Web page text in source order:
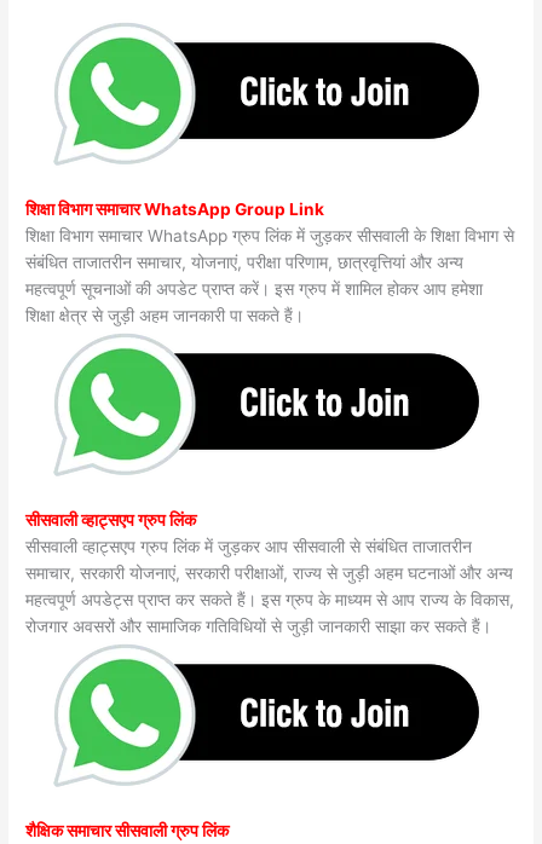
शिक्षा विभाग समाचार WhatsApp Group Link
शिक्षा विभाग समाचार WhatsApp ग्रुप लिंक में जुड़कर सीसवाली के शिक्षा विभाग से
संबंधित ताजातरीन समाचार, योजनाएं, परीक्षा परिणाम, छात्रवृत्तियां और अन्य
महत्वपूर्ण सूचनाओं की अपडेट प्राप्त करें। इस ग्रुप में शामिल होकर आप हमेशा
शिक्षा क्षेत्र से जुड़ी अहम जानकारी पा सकते हैं।
सीसवाली व्हाट्सएप ग्रुप लिंक
सीसवाली व्हाट्सएप ग्रुप लिंक में जुड़कर आप सीसवाली से संबंधित ताजातरीन
समाचार, सरकारी योजनाएं, सरकारी परीक्षाओं, राज्य से जुड़ी अहम घटनाओं और अन्य
महत्वपूर्ण अपडेट्स प्राप्त कर सकते हैं। इस ग्रुप के माध्यम से आप राज्य के विकास,
रोजगार अवसरों और सामाजिक गतिविधियों से जुड़ी जानकारी साझा कर सकते हैं।
शैक्षिक समाचार सीसवाली ग्रुप लिंक